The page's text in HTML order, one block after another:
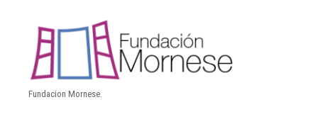
Fundacion Mornese.